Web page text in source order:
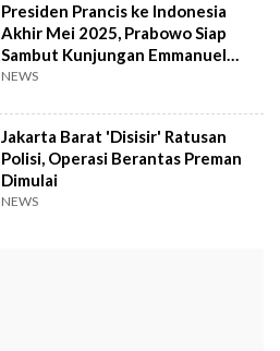
Presiden Prancis ke Indonesia
Akhir Mei 2025, Prabowo Siap
Sambut Kunjungan Emmanuel
Macron
NEWS
Jakarta Barat 'Disisir' Ratusan
Polisi, Operasi Berantas Preman
Dimulai
NEWS